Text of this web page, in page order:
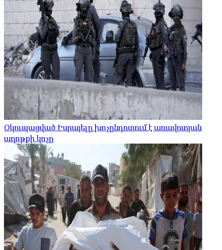
Օկուպացված Իսրայելը խոչընդոտում է առավոտյան
աղոթքի կոչը